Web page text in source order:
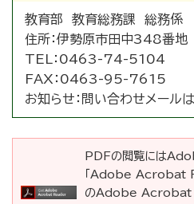
教育部 教育総務課 総務係
住所：伊勢原市田中348番地
TEL： 0463-74-5104
FAX： 0463-95-7615
お知らせ： 問い合わせメールは
PDFの閲覧には
「Adobe Acrobat
のAdobe Acrobat